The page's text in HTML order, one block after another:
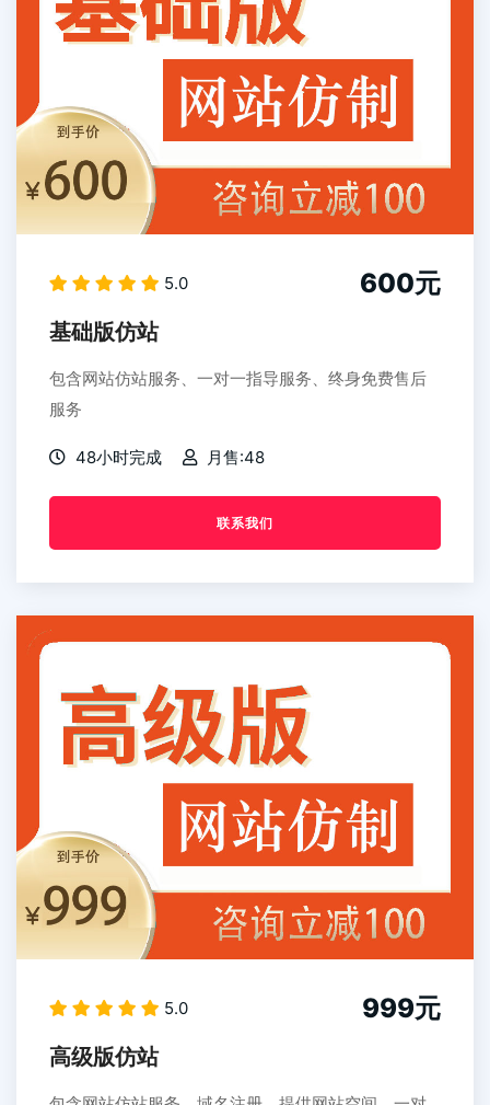
5.0 600元
基础版仿站
包含网站仿站服务、一对一指导服务、终身免费售后
服务
48小时完成 月售:48
联系我们
5.0 999元
高级版仿站